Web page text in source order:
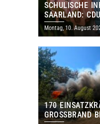
SCHULISCHE
SAARLAND:
FORDERT
Montag, 10. August
170
GROSSBRAND